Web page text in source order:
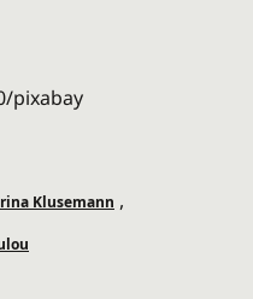
Klusemann ,